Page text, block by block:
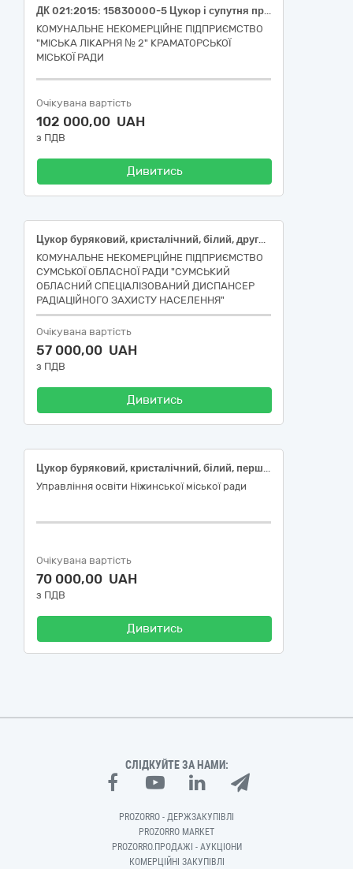
ДК 021:2015: 15830000-5 Цукор і супутня продукція
КОМУНАЛЬНЕ НЕКОМЕРЦІЙНЕ ПІДПРИЄМСТВО
"МІСЬКА ЛІКАРНЯ № 2" КРАМАТОРСЬКОЇ
МІСЬКОЇ РАДИ
Очікувана вартість
102 000,00 UAH
з ПДВ
Дивитись
Цукор буряковий, кристалічний, білий, другої категорії, ДСТУ 4623
КОМУНАЛЬНЕ НЕКОМЕРЦІЙНЕ ПІДПРИЄМСТВО
СУМСЬКОЇ ОБЛАСНОЇ РАДИ "СУМСЬКИЙ
ОБЛАСНИЙ СПЕЦІАЛІЗОВАНИЙ ДИСПАНСЕР
РАДІАЦІЙНОГО ЗАХИСТУ НАСЕЛЕННЯ"
Очікувана вартість
57 000,00 UAH
з ПДВ
Дивитись
Цукор буряковий, кристалічний, білий, першої категорії, ДСТУ 4623 ваговий 50 кг. (згідно Код ДК 021:2015 15830000-5 Цукор і супутня продукція)
Управління освіти Ніжинської міської ради
Очікувана вартість
70 000,00 UAH
з ПДВ
Дивитись
СЛІДКУЙТЕ ЗА НАМИ:
PROZORRO - ДЕРЖЗАКУПІВЛІ
PROZORRO MARKET
PROZORRO.ПРОДАЖІ - АУКЦІОНИ
КОМЕРЦІЙНІ ЗАКУПІВЛІ